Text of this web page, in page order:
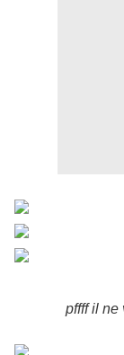
pffff il ne